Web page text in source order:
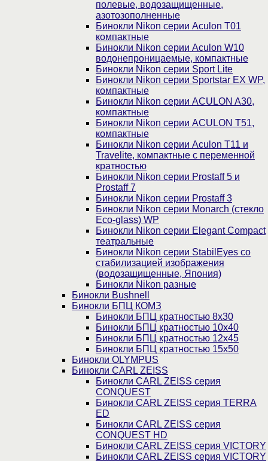
полевые, водозащищенные,
азотозополненные
Бинокли Nikon серии Aculon T01
компактные
Бинокли Nikon серии Aculon W10
водонепроницаемые, компактные
Бинокли Nikon серии Sport Lite
Бинокли Nikon серии Sportstar EX WP,
компактные
Бинокли Nikon серии ACULON A30,
компактные
Бинокли Nikon серии ACULON Т51,
компактные
Бинокли Nikon серии Aculon T11 и
Travelite, компактные с переменной
кратностью
Бинокли Nikon серии Prostaff 5 и
Prostaff 7
Бинокли Nikon серии Prostaff 3
Бинокли Nikon серии Monarch (стекло
Eco-glass) WP
Бинокли Nikon серии Elegant Compact
театральные
Бинокли Nikon серии StabilEyes со
стабилизацией изображения
(водозащищенные, Япония)
Бинокли Nikon разные
Бинокли Bushnell
Бинокли БПЦ КОМЗ
Бинокли БПЦ кратностью 8х30
Бинокли БПЦ кратностью 10х40
Бинокли БПЦ кратностью 12х45
Бинокли БПЦ кратностью 15х50
Бинокли OLYMPUS
Бинокли CARL ZEISS
Бинокли CARL ZEISS серия
CONQUEST
Бинокли CARL ZEISS серия TERRA
ED
Бинокли CARL ZEISS серия
CONQUEST HD
Бинокли CARL ZEISS серия VICTORY
Бинокли CARL ZEISS серия VICTORY